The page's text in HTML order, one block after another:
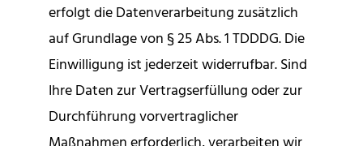
erfolgt die Datenverarbeitung zusätzlich
auf Grundlage von § 25 Abs. 1 TDDDG. Die
Einwilligung ist jederzeit widerrufbar. Sind
Ihre Daten zur Vertragserfüllung oder zur
Durchführung vorvertraglicher